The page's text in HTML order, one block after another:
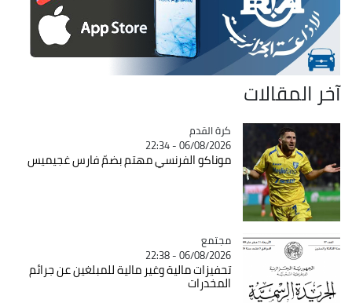
آخر المقالات
Catégorie
كرة القدم
06/08/2026 - 22:34
موناكو الفرنسي مهتم بضمّ فارس غجيميس
Catégorie
مجتمع
06/08/2026 - 22:38
تحفيزات مالية وغير مالية للمبلغين عن جرائم
المخدرات